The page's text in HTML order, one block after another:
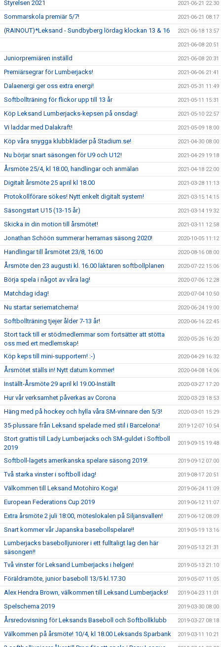
Styrelsen 2021 2021-06-21 22:30
Sommarskola premiär 5/7! 2021-06-21 08:17
(RAINOUT)*Leksand - Sundbyberg lördag klockan 13 & 16 2021-06-18 13:57
2021-06-08 20:51
Juniorpremiären inställd 2021-06-08 20:31
Premiärsegrar för Lumberjacks! 2021-06-06 21:41
Dalaenergi ger oss extra energi! 2021-05-31 11:49
Softbollträning för flickor upp till 13 år 2021-05-11 15:31
Köp Leksand Lumberjacks-kepsen på onsdag! 2021-05-10 22:57
Vi laddar med Dalakraft! 2021-05-09 18:00
Köp våra snygga klubbkläder på Stadium.se! 2021-04-30 08:00
Nu börjar snart säsongen för U9 och U12! 2021-04-29 19:18
Årsmöte 25/4, kl 18.00, handlingar och anmälan 2021-04-18 22:00
Digitalt årsmöte 25 april kl 18.00 2021-03-28 11:13
Protokollförare sökes! Nytt enkelt digitalt system! 2021-03-15 14:15
Säsongstart U15 (13-15 år) 2021-03-14 19:32
Skicka in din motion till årsmötet! 2021-03-11 12:58
Jonathan Schöön summerar herrarnas säsong 2020! 2020-10-05 11:12
Handlingar till årsmötet 23/8, 16:00 2020-08-16 08:00
Årsmöte den 23 augusti kl. 16.00 läktaren softbollplanen 2020-07-22 15:06
Börja spela i något av våra lag! 2020-07-06 12:28
Matchdag idag! 2020-07-04 10:50
Nu startar seriematcherna! 2020-06-24 19:00
Softbollträning tjejer ålder 7-13 år! 2020-06-16 22:45
Stort tack till er stödmedlemmar som fortsätter att stötta
oss med ert medlemskap!
2020-05-26 16:20
Köp keps till mini-supportern! :-) 2020-04-29 16:32
Årsmötet ställs in! Nytt datum kommer! 2020-04-08 14:06
Inställt-Årsmöte 29 april kl 19.00-Inställt 2020-03-27 17:20
Hur vår verksamhet påverkas av Corona 2020-03-23 18:53
Häng med på hockey och hylla våra SM-vinnare den 5/3! 2020-03-01 15:29
35-plussare från Leksand spelade med stil i Barcelona! 2019-12-07 10:54
Stort grattis till Lady Lumberjacks och SM-guldet i Softboll
2019
2019-09-15 19:48
Softboll-lagets amerikanska spelare säsong 2019! 2019-09-12 07:00
Två starka vinster i softboll idag! 2019-08-17 20:51
Välkommen till Leksand Motohiro Koga! 2019-06-24 11:09
European Federations Cup 2019 2019-06-12 11:07
Extra årsmöte 2 juli 18:00, möteslokalen på Siljansvallen! 2019-06-12 08:09
Snart kommer vår Japanska basebollspelare!! 2019-05-19 13:16
Lumberjacks basebolljuniorer i ett fulltaligt lag den här
säsongen!!
2019-05-13 21:31
Två vinster för Leksand Lumberjacks i helgen! 2019-05-13 21:10
Föräldramöte, junior baseboll 13/5 kl.17.30 2019-05-07 11:05
Alex Hendra Brown, välkommen till Leksand Lumberjacks! 2019-04-23 11:01
Spelschema 2019 2019-03-30 08:00
Årsredovisning för Leksands Baseboll och Softbollklubb 2019-03-27 08:18
Välkommen på årsmöte! 10/4, kl 18.00 Leksands Sparbank 2019-03-11 10:21